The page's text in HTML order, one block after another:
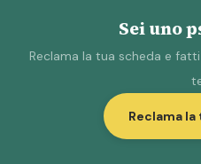
Sei uno
Reclama la tua scheda e
Reclama